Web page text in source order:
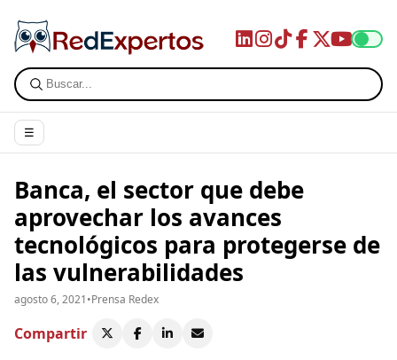
☰
Banca, el sector que debe
aprovechar los avances
tecnológicos para protegerse de
las vulnerabilidades
agosto 6, 2021•Prensa Redex
Compartir